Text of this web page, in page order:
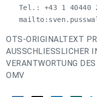
Tel.: +43 1
   mailto:
OTS-ORIGINALTEXT
AUSSCHLIESSLICHER
VERANTWORTUNG
OMV